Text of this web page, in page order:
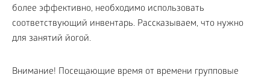
более эффективно, необходимо использовать
соответствующий инвентарь. Рассказываем, что нужно
для занятий йогой.
Внимание! Посещающие время от времени групповые